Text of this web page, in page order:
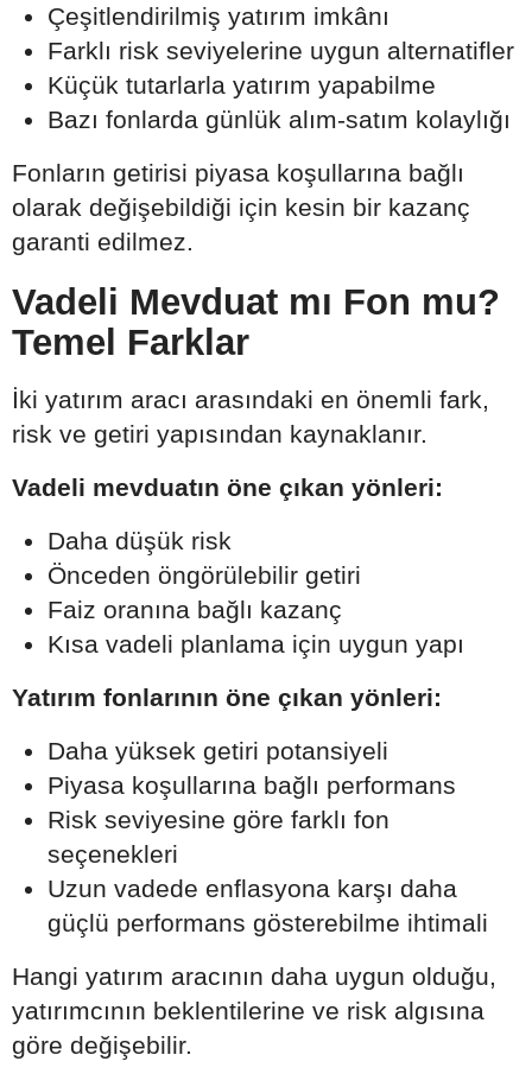
Çeşitlendirilmiş yatırım imkânı
Farklı risk seviyelerine uygun alternatifler
Küçük tutarlarla yatırım yapabilme
Bazı fonlarda günlük alım-satım kolaylığı
Fonların getirisi piyasa koşullarına bağlı
olarak değişebildiği için kesin bir kazanç
garanti edilmez.
Vadeli Mevduat mı Fon mu?
Temel Farklar
İki yatırım aracı arasındaki en önemli fark,
risk ve getiri yapısından kaynaklanır.
Vadeli mevduatın öne çıkan yönleri:
Daha düşük risk
Önceden öngörülebilir getiri
Faiz oranına bağlı kazanç
Kısa vadeli planlama için uygun yapı
Yatırım fonlarının öne çıkan yönleri:
Daha yüksek getiri potansiyeli
Piyasa koşullarına bağlı performans
Risk seviyesine göre farklı fon
seçenekleri
Uzun vadede enflasyona karşı daha
güçlü performans gösterebilme ihtimali
Hangi yatırım aracının daha uygun olduğu,
yatırımcının beklentilerine ve risk algısına
göre değişebilir.